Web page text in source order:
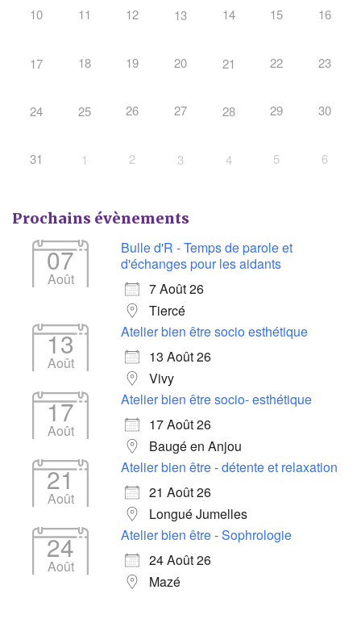
10 11 12 13 14 15 16
17 18 19 20 21 22 23
24 25 26 27 28 29 30
31 1 2 3 4 5 6
Prochains évènements
07
Août
Bulle d'R - Temps de parole et
d'échanges pour les aidants
7 Août 26
Tiercé
13
Août
Atelier bien être socio esthétique
13 Août 26
Vivy
17
Août
Atelier bien être socio- esthétique
17 Août 26
Baugé en Anjou
21
Août
Atelier bien être - détente et relaxation
21 Août 26
Longué Jumelles
24
Août
Atelier bien être - Sophrologie
24 Août 26
Mazé